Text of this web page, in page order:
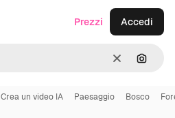
CancellaCerca
Prezzi Accedi
Crea un video IA Paesaggio Bosco